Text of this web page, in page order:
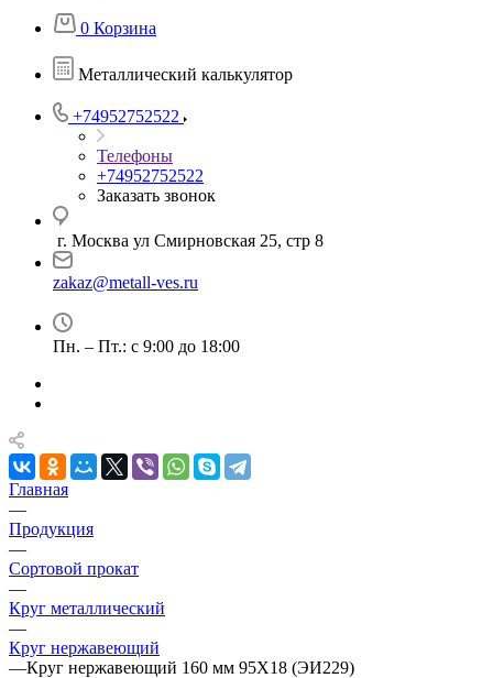
0 Корзина
Металлический калькулятор
+74952752522
Телефоны
+74952752522
Заказать звонок
г. Москва ул Смирновская 25, стр 8
zakaz@metall-ves.ru
Пн. – Пт.: с 9:00 до 18:00
Главная
—
Продукция
—
Сортовой прокат
—
Круг металлический
—
Круг нержавеющий
—Круг нержавеющий 160 мм 95Х18 (ЭИ229)